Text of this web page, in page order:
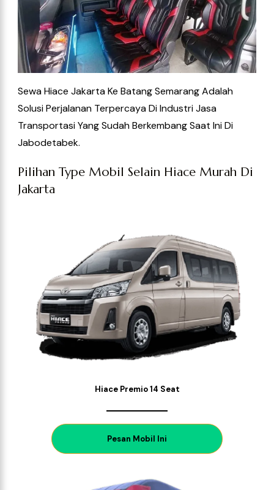
Sewa Hiace Jakarta Ke Batang SemarangAdalah
Solusi Perjalanan Terpercaya Di Industri Jasa
Transportasi Yang Sudah Berkembang Saat IniDi
Jabodetabek.
Pilihan Type Mobil Selain Hiace Murah Di
Jakarta
Hiace Premio 14 Seat
Pesan Mobil Ini